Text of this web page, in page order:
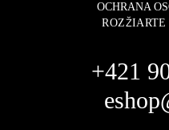
OCHRANA
ROZŽIARTE
+421